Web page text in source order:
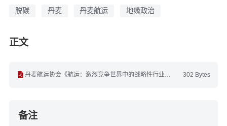
脱碳 丹麦 丹麦航运 地缘政治
正文
302 Bytes
丹麦航运协会《航运：激烈竞争世界中的战略性行业》(英文).pdf
备注